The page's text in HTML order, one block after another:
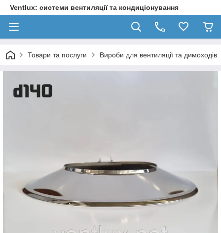
Ventlux: системи вентиляції та кондиціонування
Товари та послуги Вироби для вентиляції та димоходів